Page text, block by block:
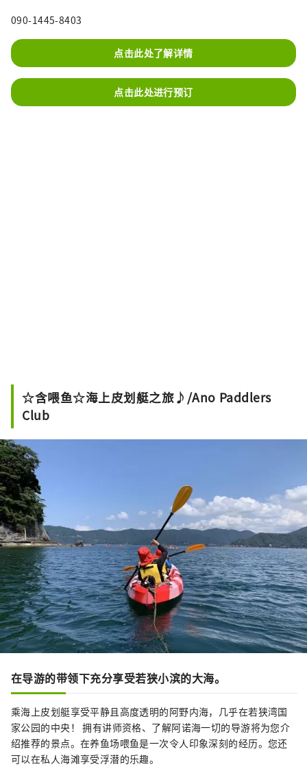
090-1445-8403
点击此处了解详情
点击此处进行预订
☆含喂鱼☆海上皮划艇之旅♪/Ano Paddlers
Club
在导游的带领下充分享受若狭小滨的大海。
乘海上皮划艇享受平静且高度透明的阿野内海，几乎在若狭湾国
家公园的中央！ 拥有讲师资格、了解阿诺海一切的导游将为您介
绍推荐的景点。在养鱼场喂鱼是一次令人印象深刻的经历。您还
可以在私人海滩享受浮潜的乐趣。